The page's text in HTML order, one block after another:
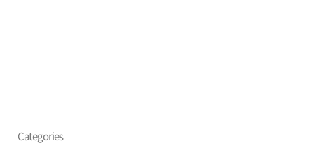
Categories